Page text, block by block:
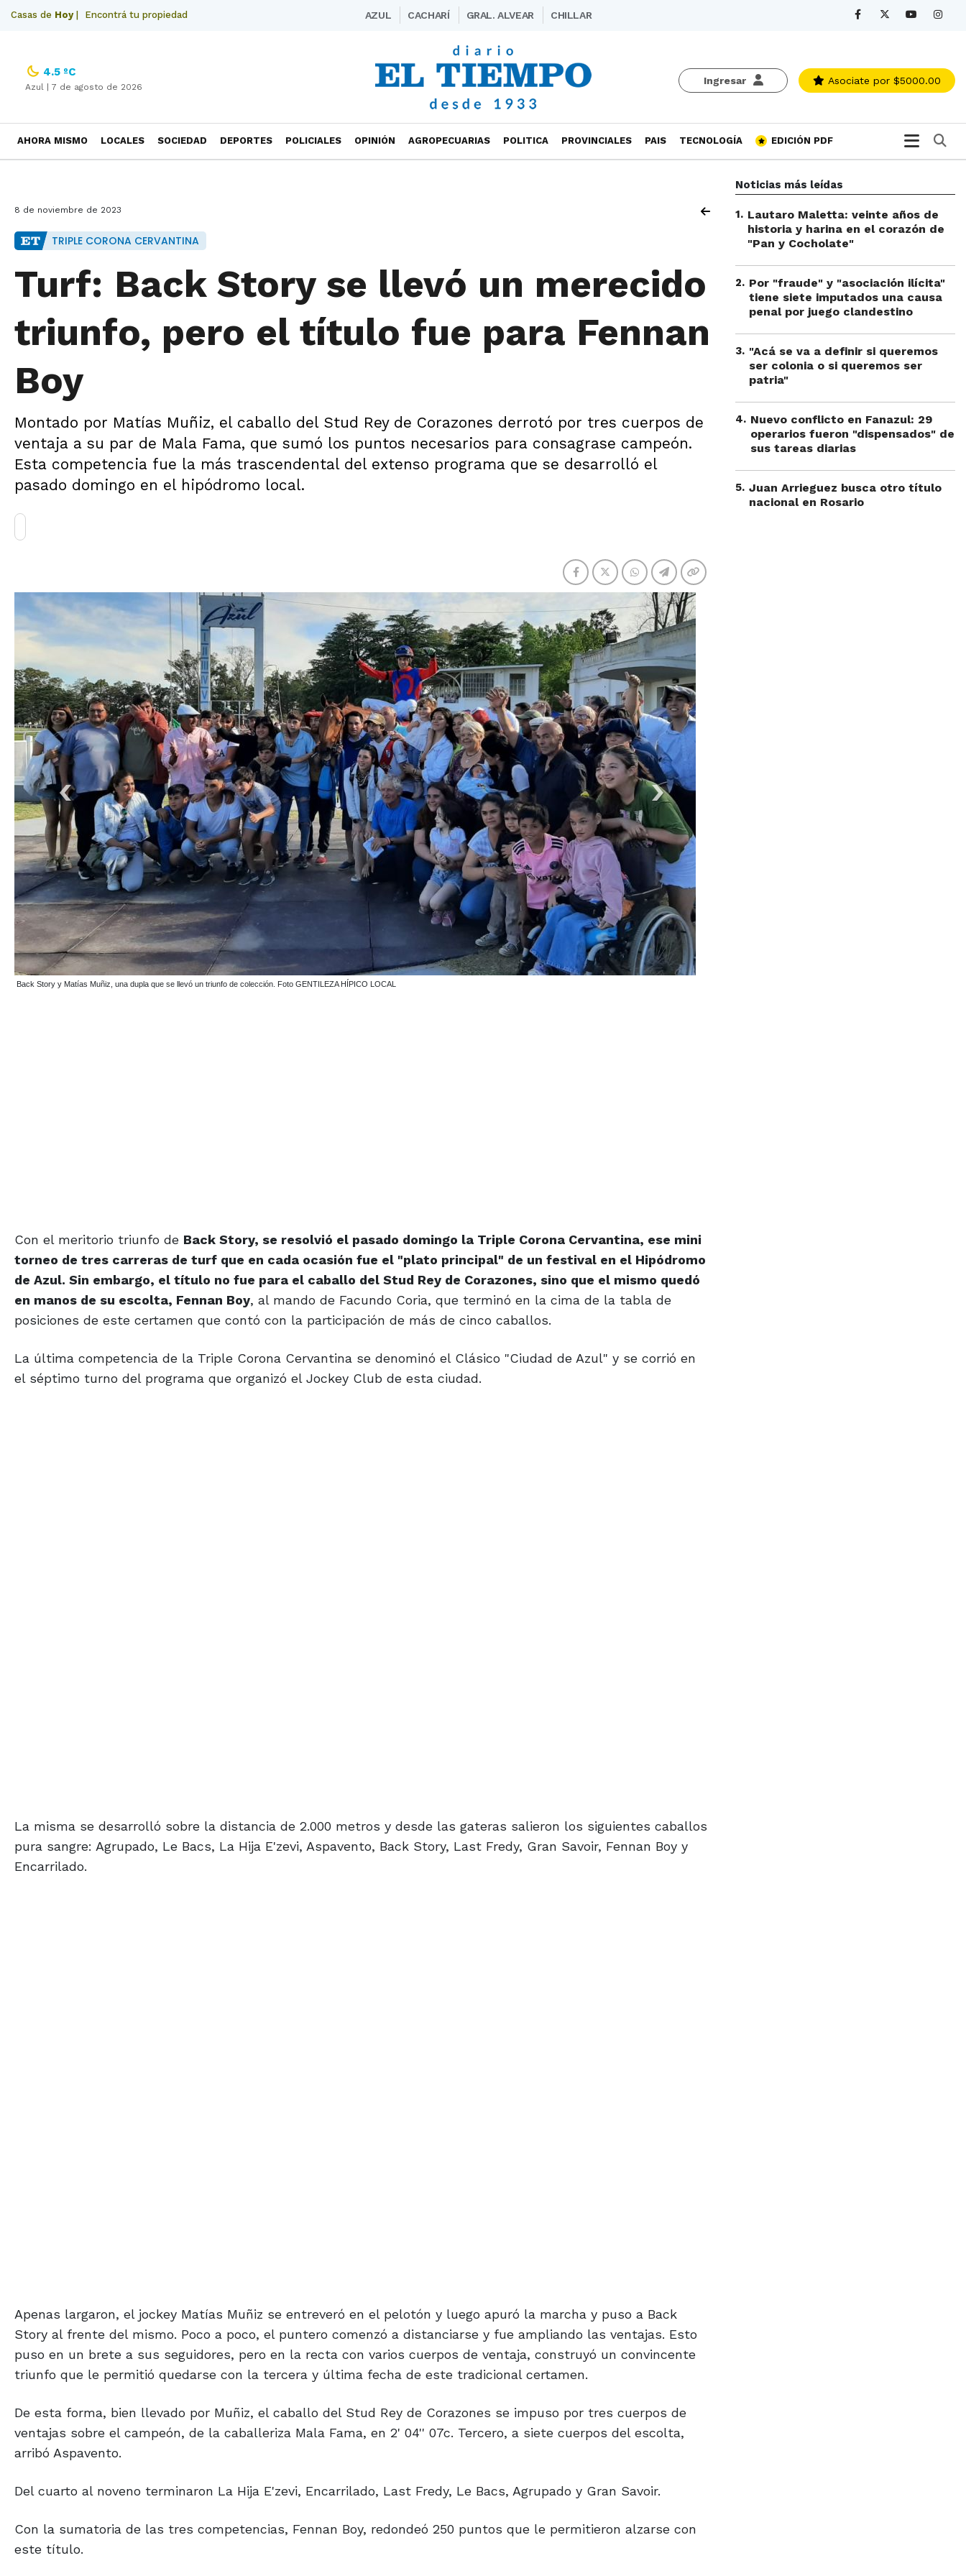
Casas de Hoy| Encontrá tu propiedad AZUL CACHARÍ GRAL. ALVEAR CHILLAR
Ingresar Asociate por $5000.00
4.5 ºC
Azul | 7 de agosto de 2026
AHORA MISMO LOCALES SOCIEDAD DEPORTES POLICIALES OPINIÓN AGROPECUARIAS POLITICA PROVINCIALES PAIS TECNOLOGÍA EDICIÓN PDF
8 de noviembre de 2023
TRIPLE CORONA CERVANTINA
Turf: Back Story se llevó un merecido
triunfo, pero el título fue para Fennan
Boy
Montado por Matías Muñiz, el caballo del Stud Rey de Corazones derrotó por tres cuerpos de
ventaja a su par de Mala Fama, que sumó los puntos necesarios para consagrase campeón.
Esta competencia fue la más trascendental del extenso programa que se desarrolló el
pasado domingo en el hipódromo local.
Fennan Boy es el campeón de la Triple Corona Cervantina. Foto ARCHIVO - GENTILEZA HÍPICO LOCA
Con el meritorio triunfo de Back Story, se resolvió el pasado domingo la Triple Corona Cervantina, ese mini
torneo de tres carreras de turf que en cada ocasión fue el "plato principal" de un festival en el Hipódromo
de Azul. Sin embargo, el título no fue para el caballo del Stud Rey de Corazones, sino que el mismo quedó
en manos de su escolta, Fennan Boy, al mando de Facundo Coria, que terminó en la cima de la tabla de
posiciones de este certamen que contó con la participación de más de cinco caballos.
La última competencia de la Triple Corona Cervantina se denominó el Clásico "Ciudad de Azul" y se corrió en
el séptimo turno del programa que organizó el Jockey Club de esta ciudad.
La misma se desarrolló sobre la distancia de 2.000 metros y desde las gateras salieron los siguientes caballos
pura sangre: Agrupado, Le Bacs, La Hija E'zevi, Aspavento, Back Story, Last Fredy, Gran Savoir, Fennan Boy y
Encarrilado.
Apenas largaron, el jockey Matías Muñiz se entreveró en el pelotón y luego apuró la marcha y puso a Back
Story al frente del mismo. Poco a poco, el puntero comenzó a distanciarse y fue ampliando las ventajas. Esto
puso en un brete a sus seguidores, pero en la recta con varios cuerpos de ventaja, construyó un convincente
triunfo que le permitió quedarse con la tercera y última fecha de este tradicional certamen.
De esta forma, bien llevado por Muñiz, el caballo del Stud Rey de Corazones se impuso por tres cuerpos de
ventajas sobre el campeón, de la caballeriza Mala Fama, en 2' 04'' 07c. Tercero, a siete cuerpos del escolta,
arribó Aspavento.
Del cuarto al noveno terminaron La Hija E'zevi, Encarrilado, Last Fredy, Le Bacs, Agrupado y Gran Savoir.
Con la sumatoria de las tres competencias, Fennan Boy, redondeó 250 puntos que le permitieron alzarse con
este título.
Noticias más leídas
1. Lautaro Maletta: veinte años de
historia y harina en el corazón de
"Pan y Cocholate"
2. Por "fraude" y "asociación ilícita"
tiene siete imputados una causa
penal por juego clandestino
3. "Acá se va a definir si queremos
ser colonia o si queremos ser
patria"
4. Nuevo conflicto en Fanazul: 29
operarios fueron "dispensados" de
sus tareas diarias
5. Juan Arrieguez busca otro título
nacional en Rosario